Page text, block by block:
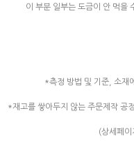
이 부분 일부는 도금이 안 먹을
*측정 방법 및 기준, 소재
*재고를 쌓아두지 않는 주문제작 공
(상세페